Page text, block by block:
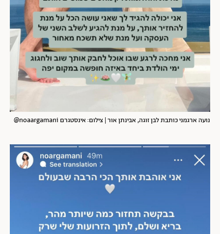
נועה ארגמני כותבת לבן זוגה, אבינתן אור | צילום: אינסטגרם noaargamani@